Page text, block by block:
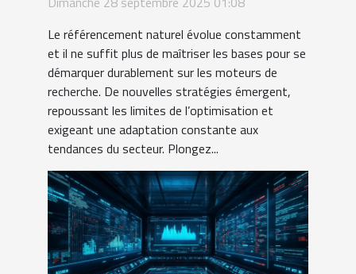
Le référencement naturel évolue constamment
et il ne suffit plus de maîtriser les bases pour se
démarquer durablement sur les moteurs de
recherche. De nouvelles stratégies émergent,
repoussant les limites de l’optimisation et
exigeant une adaptation constante aux
tendances du secteur. Plongez...